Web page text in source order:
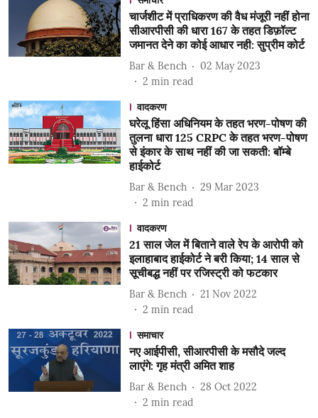
चार्जशीट में प्राधिकरण की वैध मंजूरी नहीं होना
सीआरपीसी की धारा 167 के तहत डिफ़ॉल्ट
जमानत देने का कोई आधार नही: सुप्रीम कोर्ट
Bar & Bench
02 May 2023
2 min read
वादकरण
घरेलू हिंसा अधिनियम के तहत भरण-पोषण की
तुलना धारा 125 CRPC के तहत भरण-पोषण
से इंकार के साथ नहीं की जा सकती: बॉम्बे
हाईकोर्ट
Bar & Bench
29 Mar 2023
2 min read
वादकरण
21 साल जेल में बिताने वाले रेप के आरोपी को
इलाहाबाद हाईकोर्ट ने बरी किया; 14 साल से
सूचीबद्ध नहीं पर रजिस्ट्री को फटकार
Bar & Bench
21 Nov 2022
2 min read
समाचार
नए आईपीसी, सीआरपीसी के मसौदे जल्द
लाएंगे: गृह मंत्री अमित शाह
Bar & Bench
28 Oct 2022
2 min read